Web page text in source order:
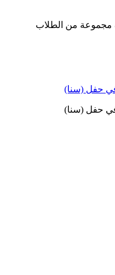
مجموعة من الطلاب
في حفل (سنا)
في حفل (سنا)